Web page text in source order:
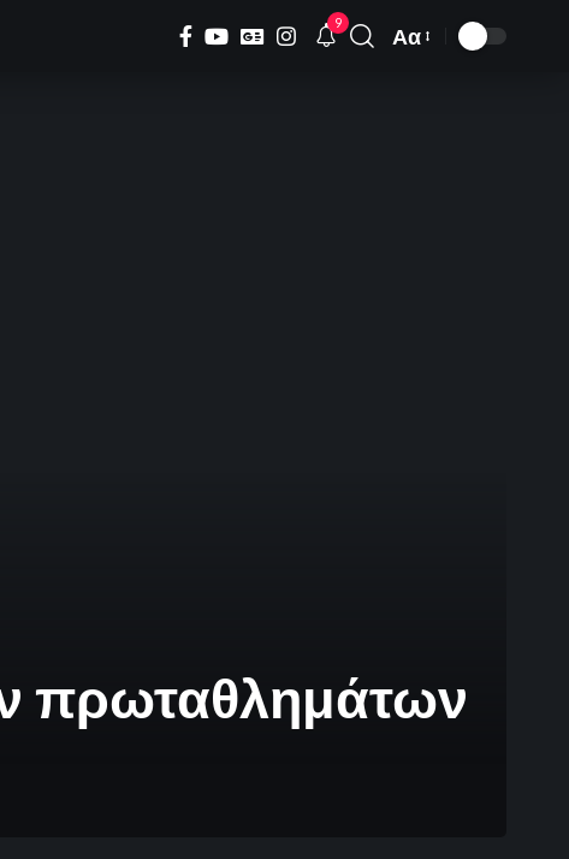
9
Font
Αα
πρωταθλημάτων